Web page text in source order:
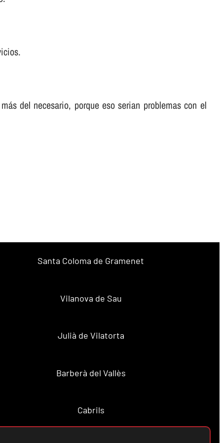
del necesario, porque eso serian problemas con el
Santa Coloma de Gramenet
Vilanova de Sau
Julià de Vilatorta
Barberà del Vallès
Cabrils